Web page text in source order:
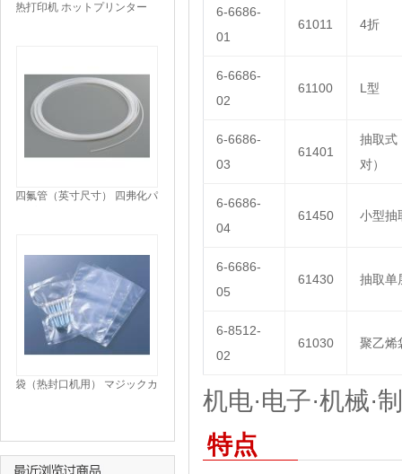
6-6686-
01
61011 4折
6-6686-
02
61100 L型
6-6686-
03
61401
抽取式
对）
6-6686-
04
61450 小型抽
6-6686-
05
61430 抽取单
6-8512-
02
61030 聚乙烯
机电·电子·机械·
特点
热打印机 ホットプリンター
四氟管（英寸尺寸） 四弗化パ
袋（热封口机用） マジックカ